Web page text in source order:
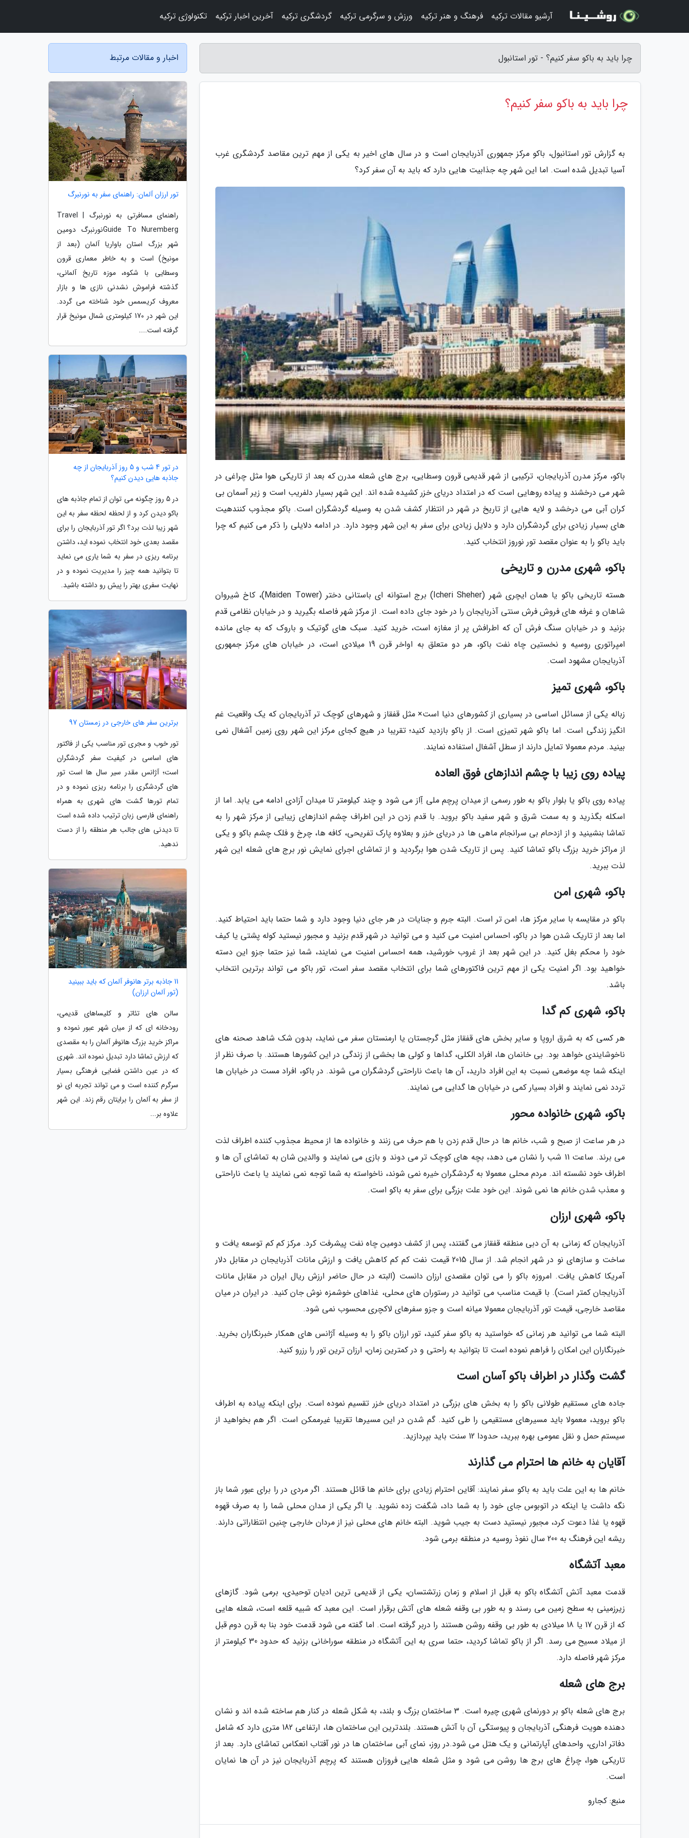
چرا باید به باکو سفر کنیم؟ - تور استانبول
چرا باید به باکو سفر کنیم؟
به گزارش تور استانبول، باکو مرکز جمهوری آذربایجان است و در سال های اخیر به یکی از مهم ترین مقاصد گردشگری غرب
آسیا تبدیل شده است. اما این شهر چه جذابیت هایی دارد که باید به آن سفر کرد؟
باکو، مرکز مدرن آذربایجان، ترکیبی از شهر قدیمی قرون وسطایی، برج های شعله مدرن که بعد از تاریکی هوا مثل چراغی در
شهر می درخشند و پیاده روهایی است که در امتداد دریای خزر کشیده شده اند. این شهر بسیار دلفریب است و زیر آسمان بی
کران آبی می درخشد و لایه هایی از تاریخ در شهر در انتظار کشف شدن به وسیله گردشگران است. باکو مجذوب کنندهیت
های بسیار زیادی برای گردشگران دارد و دلایل زیادی برای سفر به این شهر وجود دارد. در ادامه دلایلی را ذکر می کنیم که چرا
باید باکو را به عنوان مقصد تور نوروز انتخاب کنید.
باکو، شهری مدرن و تاریخی
هسته تاریخی باکو یا همان ایچری شهر (Icheri Sheher) برج استوانه ای باستانی دختر (Maiden Tower)، کاخ شیروان
شاهان و غرفه های فروش فرش سنتی آذربایجان را در خود جای داده است. از مرکز شهر فاصله بگیرید و در خیابان نظامی قدم
بزنید و در خیابان سنگ فرش آن که اطرافش پر از مغازه است، خرید کنید. سبک های گوتیک و باروک که به جای مانده
امپراتوری روسیه و نخستین چاه نفت باکو، هر دو متعلق به اواخر قرن 19 میلادی است، در خیابان های مرکز جمهوری
آذربایجان مشهود است.
باکو، شهری تمیز
زباله یکی از مسائل اساسی در بسیاری از کشورهای دنیا است× مثل قفقاز و شهرهای کوچک تر آذربایجان که یک واقعیت غم
انگیز زندگی است. اما باکو شهر تمیزی است. از باکو بازدید کنید؛ تقریبا در هیچ کجای مرکز این شهر روی زمین آشغال نمی
بینید. مردم معمولا تمایل دارند از سطل آشغال استفاده نمایند.
پیاده روی زیبا با چشم اندازهای فوق العاده
پیاده روی باکو یا بلوار باکو به طور رسمی از میدان پرچم ملی آِاز می شود و چند کیلومتر تا میدان آزادی ادامه می یابد. اما از
اسکله بگذرید و به سمت شرق و شهر سفید باکو بروید. با قدم زدن در این اطراف چشم اندازهای زیبایی از مرکز شهر را به
تماشا بنشینید و از ازدحام بی سرانجام ماهی ها در دریای خزر و بعلاوه پارک تفریحی، کافه ها، چرخ و فلک چشم باکو و یکی
از مراکز خرید بزرگ باکو تماشا کنید. پس از تاریک شدن هوا برگردید و از تماشای اجرای نمایش نور برج های شعله این شهر
لذت ببرید.
باکو، شهری امن
باکو در مقایسه با سایر مرکز ها، امن تر است. البته جرم و جنایات در هر جای دنیا وجود دارد و شما حتما باید احتیاط کنید.
اما بعد از تاریک شدن هوا در باکو، احساس امنیت می کنید و می توانید در شهر قدم بزنید و مجبور نیستید کوله پشتی یا کیف
خود را محکم بغل کنید. در این شهر بعد از غروب خورشید، همه احساس امنیت می نمایند، شما نیز حتما جزو این دسته
خواهید بود. اگر امنیت یکی از مهم ترین فاکتورهای شما برای انتخاب مقصد سفر است، تور باکو می تواند برترین انتخاب
باشد.
باکو، شهری کم گدا
هر کسی که به شرق اروپا و سایر بخش های قفقاز مثل گرجستان یا ارمنستان سفر می نماید، بدون شک شاهد صحنه های
ناخوشایندی خواهد بود. بی خانمان ها، افراد الکلی، گداها و کولی ها بخشی از زندگی در این کشورها هستند. با صرف نظر از
اینکه شما چه موضعی نسبت به این افراد دارید، آن ها باعث ناراحتی گردشگران می شوند. در باکو، افراد مست در خیابان ها
تردد نمی نمایند و افراد بسیار کمی در خیابان ها گدایی می نمایند.
باکو، شهری خانواده محور
در هر ساعت از صبح و شب، خانم ها در حال قدم زدن با هم حرف می زنند و خانواده ها از محیط مجذوب کننده اطراف لذت
می برند. ساعت 11 شب را نشان می دهد، بچه های کوچک تر می دوند و بازی می نمایند و والدین شان به تماشای آن ها و
اطراف خود نشسته اند. مردم محلی معمولا به گردشگران خیره نمی شوند، ناخواسته به شما توجه نمی نمایند یا باعث ناراحتی
و معذب شدن خانم ها نمی شوند. این خود علت بزرگی برای سفر به باکو است.
باکو، شهری ارزان
آذربایجان که زمانی به آن دبی منطقه قفقاز می گفتند، پس از کشف دومین چاه نفت پیشرفت کرد. مرکز کم کم توسعه یافت و
ساخت و سازهای نو در شهر انجام شد. از سال 2015 قیمت نفت کم کم کاهش یافت و ارزش مانات آذربایجان در مقابل دلار
آمریکا کاهش یافت. امروزه باکو را می توان مقصدی ارزان دانست (البته در حال حاضر ارزش ریال ایران در مقابل مانات
آذربایجان کمتر است). با قیمت مناسب می توانید در رستوران های محلی، غذاهای خوشمزه نوش جان کنید. در ایران در میان
مقاصد خارجی، قیمت تور آذربایجان معمولا میانه است و جزو سفرهای لاکچری محسوب نمی شود.
البته شما می توانید هر زمانی که خواستید به باکو سفر کنید، تور ارزان باکو را به وسیله آژانس های همکار خبرنگاران بخرید.
خبرنگاران این امکان را فراهم نموده است تا بتوانید به راحتی و در کمترین زمان، ارزان ترین تور را رزرو کنید.
گشت وگذار در اطراف باکو آسان است
جاده های مستقیم طولانی باکو را به بخش های بزرگی در امتداد دریای خزر تقسیم نموده است. برای اینکه پیاده به اطراف
باکو بروید، معمولا باید مسیرهای مستقیمی را طی کنید. گم شدن در این مسیرها تقریبا غیرممکن است. اگر هم بخواهید از
سیستم حمل و نقل عمومی بهره ببرید، حدودا 12 سنت باید بپردازید.
آقایان به خانم ها احترام می گذارند
خانم ها به این علت باید به باکو سفر نمایند: آقاین احترام زیادی برای خانم ها قائل هستند. اگر مردی در را برای عبور شما باز
نگه داشت یا اینکه در اتوبوس جای خود را به شما داد، شگفت زده نشوید. یا اگر یکی از مدان محلی شما را به صرف قهوه
قهوه یا غذا دعوت کرد، مجبور نیستید دست به جیب شوید. البته خانم های محلی نیز از مردان خارجی چنین انتظاراتی دارند.
ریشه این فرهنگ به 200 سال نفوذ روسیه در منطقه برمی شود.
معبد آتشگاه
قدمت معبد آتش آتشگاه باکو به قبل از اسلام و زمان زرتشتسان، یکی از قدیمی ترین ادیان توحیدی، برمی شود. گازهای
زیرزمینی به سطح زمین می رسند و به طور بی وقفه شعله های آتش برقرار است. این معبد که شبیه قلعه است، شعله هایی
که از قرن 17 یا 18 میلادی به طور بی وقفه روشن هستند را دربر گرفته است. اما گفته می شود قدمت خود بنا به قرن دوم قبل
از میلاد مسیح می رسد. اگر از باکو تماشا کردید، حتما سری به این آتشگاه در منطقه سوراخانی بزنید که حدود 30 کیلومتر از
مرکز شهر فاصله دارد.
برج های شعله
برج های شعله باکو بر دورنمای شهری چیره است. 3 ساختمان بزرگ و بلند، به شکل شعله در کنار هم ساخته شده اند و نشان
دهنده هویت فرهنگی آذربایجان و پیوستگی آن با آتش هستند. بلندترین این ساختمان ها، ارتفاعی 182 متری دارد که شامل
دفاتر اداری، واحدهای آپارتمانی و یک هتل می شود.در روز، نمای آبی ساختمان ها در نور آفتاب انعکاس تماشای دارد. بعد از
تاریکی هوا، چراغ های برج ها روشن می شود و مثل شعله هایی فروزان هستند که پرچم آذربایجان نیز در آن ها نمایان
است.
منبع: کجارو
اخبار و مقالات مرتبط
تور ارزان آلمان: راهنمای سفر به نورنبرگ
راهنمای مسافرتی به نورنبرگ | Travel
Guide To Nurembergنورنبرگ دومین
شهر بزرگ استان باواریا آلمان (بعد از
مونیخ) است و به خاطر معماری قرون
وسطایی با شکوه، موزه تاریخ آلمانی،
گذشته فراموش نشدنی نازی ها و بازار
معروف کریسمس خود شناخته می گردد.
این شهر در 170 کیلومتری شمال مونیخ قرار
گرفته است....
در تور 4 شب و 5 روز آذربایجان از چه
جاذبه هایی دیدن کنیم؟
در 5 روز چگونه می توان از تمام جاذبه های
باکو دیدن کرد و از لحظه لحظه سفر به این
شهر زیبا لذت برد؟ اگر تور آذربایجان را برای
مقصد بعدی خود انتخاب نموده اید، داشتن
برنامه ریزی در سفر به شما یاری می نماید
تا بتوانید همه چیز را مدیریت نموده و در
نهایت سفری بهتر را پیش رو داشته باشید.
برترین سفر های خارجی در زمستان 97
تور خوب و مجری تور مناسب یکی از فاکتور
های اساسی در کیفیت سفر گردشگران
است؛ آژانس مقدر سیر سال ها است تور
های گردشگری را برنامه ریزی نموده و در
تمام تورها گشت های شهری به همراه
راهنمای فارسی زبان ترتیب داده شده است
تا دیدنی های جالب هر منطقه را از دست
ندهید.
11 جاذبه برتر هانوفر آلمان که باید ببینید
(تور آلمان ارزان)
سالن های تئاتر و کلیساهای قدیمی،
رودخانه ای که از میان شهر عبور نموده و
مراکز خرید بزرگ هانوفر آلمان را به مقصدی
که ارزش تماشا دارد تبدیل نموده اند. شهری
که در عین داشتن فضایی فرهنگی بسیار
سرگرم کننده است و می تواند تجربه ای نو
از سفر به آلمان را برایتان رقم زند. این شهر
علاوه بر...
آرشیو مقالات ترکیه فرهنگ و هنر ترکیه ورزش و سرگرمی ترکیه گردشگری ترکیه آخرین اخبار ترکیه تکنولوژی ترکیه